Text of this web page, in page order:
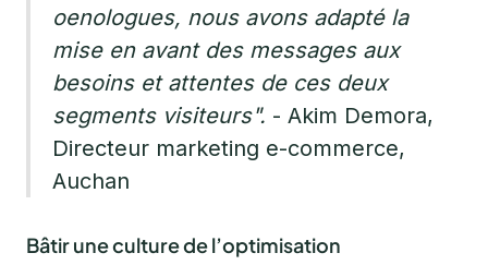
oenologues, nous avons adapté la
mise en avant des messages aux
besoins et attentes de ces deux
segments visiteurs". - Akim Demora,
Directeur marketing e-commerce,
Auchan
Bâtir une culture de l’optimisation